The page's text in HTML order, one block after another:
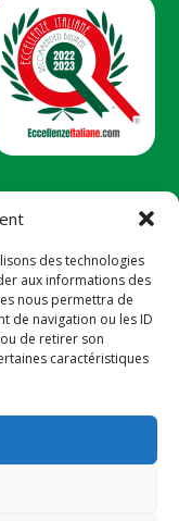
des technologies
aux informations des
nous permettra de
de navigation ou les ID
de retirer son
caractéristiques
européenne à
à la
Australe –